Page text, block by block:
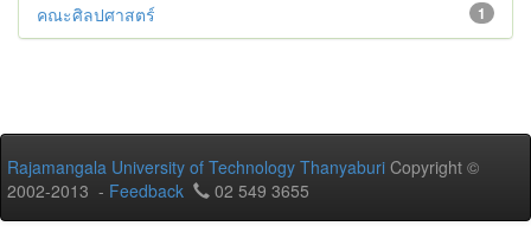
1
คณะศิลปศาสตร์
Rajamangala University of Technology Thanyaburi Copyright ©
2002-2013 - Feedback 02 549 3655